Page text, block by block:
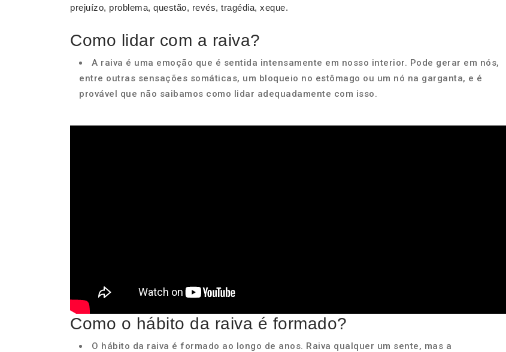
prejuízo, problema, questão, revés, tragédia, xeque.
Como lidar com a raiva?
A raiva é uma emoção que é sentida intensamente em nosso interior. Pode gerar em nós,
entre outras sensações somáticas, um bloqueio no estômago ou um nó na garganta, e é
provável que não saibamos como lidar adequadamente com isso.
Como o hábito da raiva é formado?
O hábito da raiva é formado ao longo de anos. Raiva qualquer um sente, mas a